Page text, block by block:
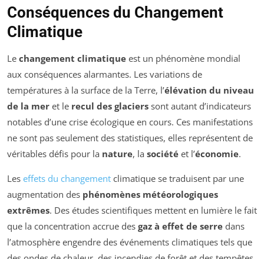
Conséquences du Changement
Climatique
Le changement climatique est un phénomène mondial
aux conséquences alarmantes. Les variations de
températures à la surface de la Terre, l’élévation du niveau
de la mer et le recul des glaciers sont autant d’indicateurs
notables d’une crise écologique en cours. Ces manifestations
ne sont pas seulement des statistiques, elles représentent de
véritables défis pour la nature, la société et l’économie.
Les effets du changement climatique se traduisent par une
augmentation des phénomènes météorologiques
extrêmes. Des études scientifiques mettent en lumière le fait
que la concentration accrue des gaz à effet de serre dans
l’atmosphère engendre des événements climatiques tels que